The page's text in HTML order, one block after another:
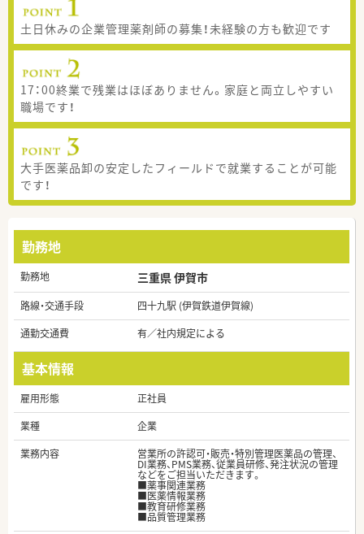
土日休みの企業管理薬剤師の募集！未経験の方も歓迎です
17：00終業で残業はほぼありません。家庭と両立しやすい
職場です！
大手医薬品卸の安定したフィールドで就業することが可能
です！
勤務地
勤務地 三重県 伊賀市
路線・交通手段
四十九駅 (伊賀鉄道伊賀線)
通勤交通費
有／社内規定による
基本情報
雇用形態
正社員
業種
企業
業務内容
営業所の許認可・販売・特別管理医薬品の管理、
DI業務、PMS業務、従業員研修、発注状況の管理
などをご担当いただきます。
■薬事関連業務
■医薬情報業務
■教育研修業務
■品質管理業務